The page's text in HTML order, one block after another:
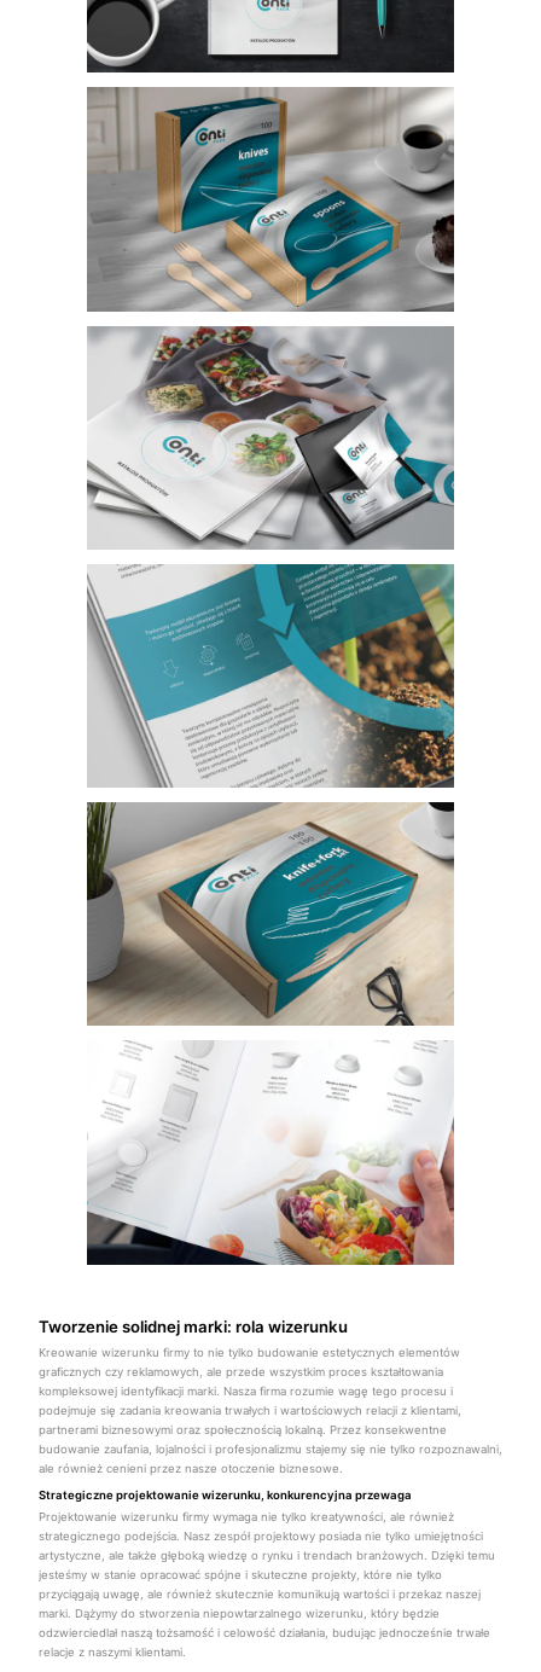
Tworzenie solidnej marki: rola wizerunku
Kreowanie wizerunku firmy to nie tylko budowanie estetycznych elementów
graficznych czy reklamowych, ale przede wszystkim proces kształtowania
kompleksowej identyfikacji marki. Nasza firma rozumie wagę tego procesu i
podejmuje się zadania kreowania trwałych i wartościowych relacji z klientami,
partnerami biznesowymi oraz społecznością lokalną. Przez konsekwentne
budowanie zaufania, lojalności i profesjonalizmu stajemy się nie tylko rozpoznawalni,
ale również cenieni przez nasze otoczenie biznesowe.
Strategiczne projektowanie wizerunku, konkurencyjna przewaga
Projektowanie wizerunku firmy wymaga nie tylko kreatywności, ale również
strategicznego podejścia. Nasz zespół projektowy posiada nie tylko umiejętności
artystyczne, ale także głęboką wiedzę o rynku i trendach branżowych. Dzięki temu
jesteśmy w stanie opracować spójne i skuteczne projekty, które nie tylko
przyciągają uwagę, ale również skutecznie komunikują wartości i przekaz naszej
marki. Dążymy do stworzenia niepowtarzalnego wizerunku, który będzie
odzwierciedlał naszą tożsamość i celowość działania, budując jednocześnie trwałe
relacje z naszymi klientami.